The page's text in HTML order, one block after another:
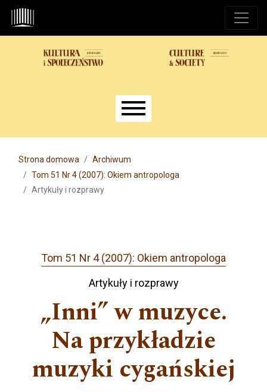
Przejdź do głównego menu
Przejdź do sekcji głównej
Przejdź do stopki
Main menu
Strona domowa
Archiwum
Tom 51 Nr 4 (2007): Okiem antropologa
Artykuły i rozprawy
Tom 51 Nr 4 (2007): Okiem antropologa
Artykuły i rozprawy
„Inni” w muzyce.
Na przykładzie
muzyki cygańskiej